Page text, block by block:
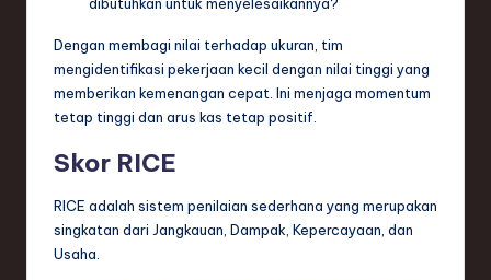
Dengan membagi nilai terhadap ukuran, tim
mengidentifikasi pekerjaan kecil dengan nilai tinggi yang
memberikan kemenangan cepat. Ini menjaga momentum
tetap tinggi dan arus kas tetap positif.
Skor RICE
RICE adalah sistem penilaian sederhana yang merupakan
singkatan dari Jangkauan, Dampak, Kepercayaan, dan
Usaha.